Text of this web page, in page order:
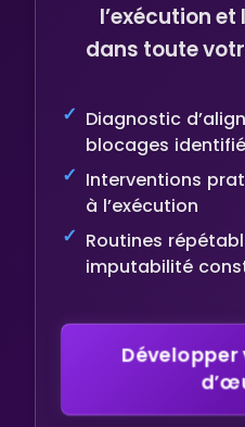
l’exécution
dans toute
Diagnostic
blocages
Interventions
à l’exécution
Routines
imputabilité